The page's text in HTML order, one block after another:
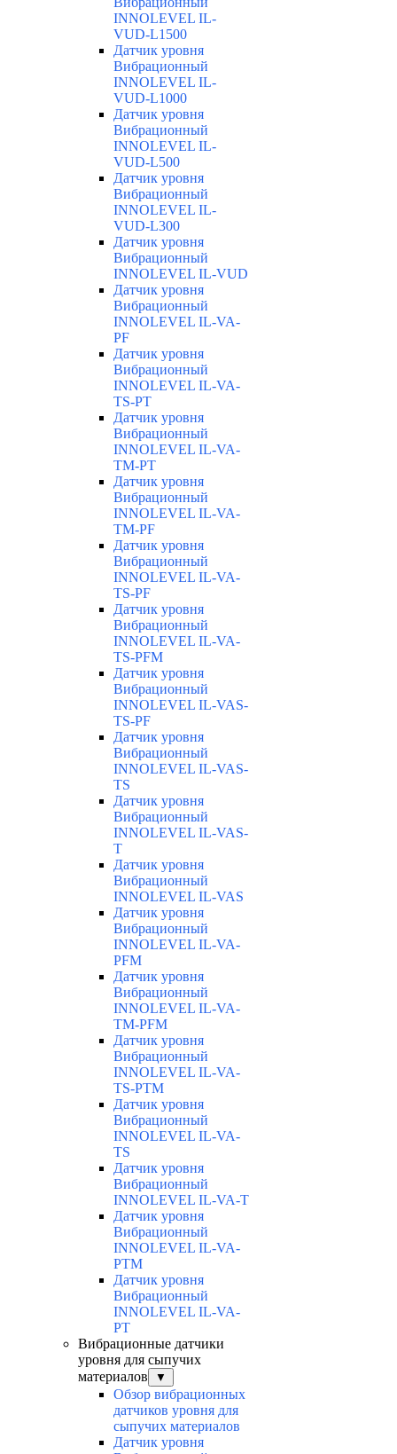
INNOLEVEL IL-
VUD-L1500
Датчик уровня
Вибрационный
INNOLEVEL IL-
VUD-L1000
Датчик уровня
Вибрационный
INNOLEVEL IL-
VUD-L500
Датчик уровня
Вибрационный
INNOLEVEL IL-
VUD-L300
Датчик уровня
Вибрационный
INNOLEVEL IL-VUD
Датчик уровня
Вибрационный
INNOLEVEL IL-VA-
PF
Датчик уровня
Вибрационный
INNOLEVEL IL-VA-
TS-PT
Датчик уровня
Вибрационный
INNOLEVEL IL-VA-
TM-PT
Датчик уровня
Вибрационный
INNOLEVEL IL-VA-
TM-PF
Датчик уровня
Вибрационный
INNOLEVEL IL-VA-
TS-PF
Датчик уровня
Вибрационный
INNOLEVEL IL-VA-
TS-PFM
Датчик уровня
Вибрационный
INNOLEVEL IL-VAS-
TS-PF
Датчик уровня
Вибрационный
INNOLEVEL IL-VAS-
TS
Датчик уровня
Вибрационный
INNOLEVEL IL-VAS-
T
Датчик уровня
Вибрационный
INNOLEVEL IL-VAS
Датчик уровня
Вибрационный
INNOLEVEL IL-VA-
PFM
Датчик уровня
Вибрационный
INNOLEVEL IL-VA-
TM-PFM
Датчик уровня
Вибрационный
INNOLEVEL IL-VA-
TS-PTM
Датчик уровня
Вибрационный
INNOLEVEL IL-VA-
TS
Датчик уровня
Вибрационный
INNOLEVEL IL-VA-T
Датчик уровня
Вибрационный
INNOLEVEL IL-VA-
PTM
Датчик уровня
Вибрационный
INNOLEVEL IL-VA-
PT
Вибрационные датчики
уровня для сыпучих
материалов
▼
Обзор вибрационных
датчиков уровня для
сыпучих материалов
Датчик уровня